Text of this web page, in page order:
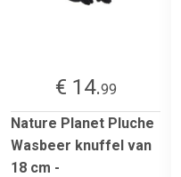
€ 14.99
Nature Planet Pluche
Wasbeer knuffel van
18 cm -